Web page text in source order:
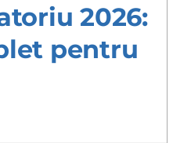
2026:
pentru